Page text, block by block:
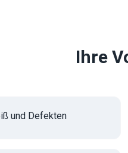
Ihre
und Defekten